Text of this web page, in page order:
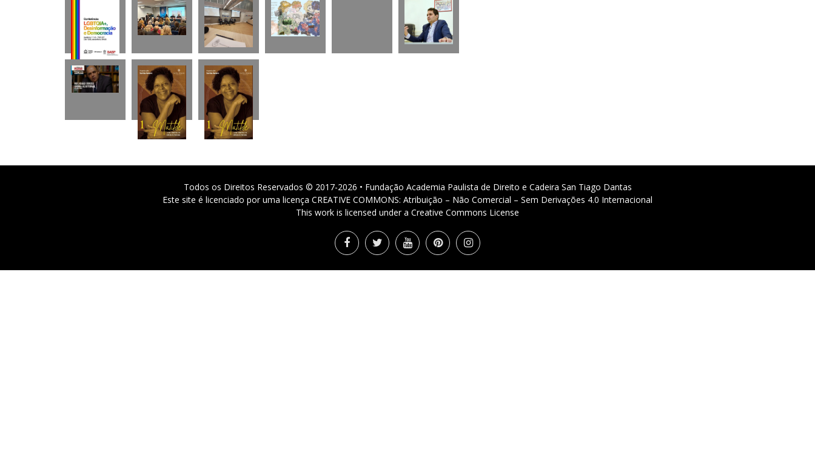
Todos os Direitos Reservados © 2017-2026 • Fundação Academia Paulista de Direito e Cadeira San Tiago Dantas
Este site é licenciado por uma licença CREATIVE COMMONS: Atribuição – Não Comercial – Sem Derivações 4.0 Internacional
This work is licensed under a Creative Commons License